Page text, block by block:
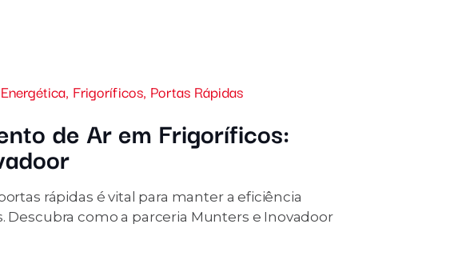
, Frigoríficos, Portas Rápidas
de Ar em Frigoríficos:
rápidas é vital para manter a eficiência
como a parceria Munters e Inovadoor